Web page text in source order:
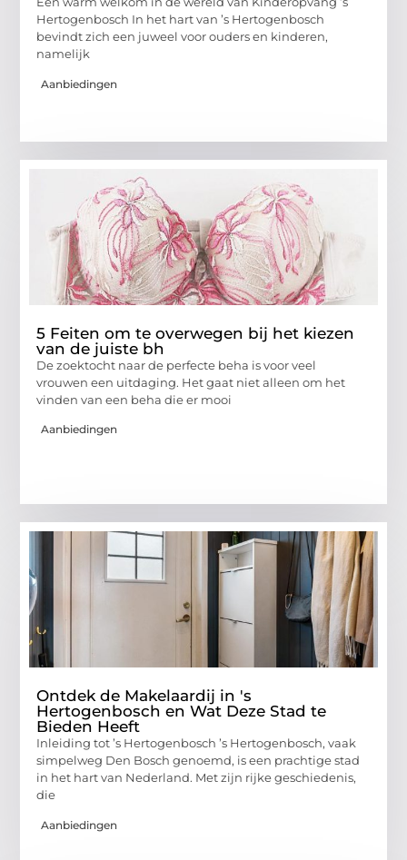
Hertogenbosch In het hart van ’s Hertogenbosch
bevindt zich een juweel voor ouders en kinderen,
namelijk
Aanbiedingen
5 Feiten om te overwegen bij het kiezen
van de juiste bh
De zoektocht naar de perfecte beha is voor veel
vrouwen een uitdaging. Het gaat niet alleen om het
vinden van een beha die er mooi
Aanbiedingen
Ontdek de Makelaardij in 's
Hertogenbosch en Wat Deze Stad te
Bieden Heeft
Inleiding tot ’s Hertogenbosch ’s Hertogenbosch, vaak
simpelweg Den Bosch genoemd, is een prachtige stad
in het hart van Nederland. Met zijn rijke geschiedenis,
die
Aanbiedingen